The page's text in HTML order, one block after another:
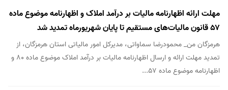
مهلت ارائه اظهارنامه مالیات بر درآمد املاک و اظهارنامه موضوع ماده
۵۷ قانون مالیات‌های مستقیم تا پایان شهریورماه تمدید شد
هرمزگان من_ محمودرضا سماواتی، مدیرکل امور مالیاتی استان هرمزگان، از
تمدید مهلت ارائه و ارسال اظهارنامه مالیات بر درآمد املاک موضوع ماده ۸۰ و
اظهارنامه موضوع ماده ۵۷...